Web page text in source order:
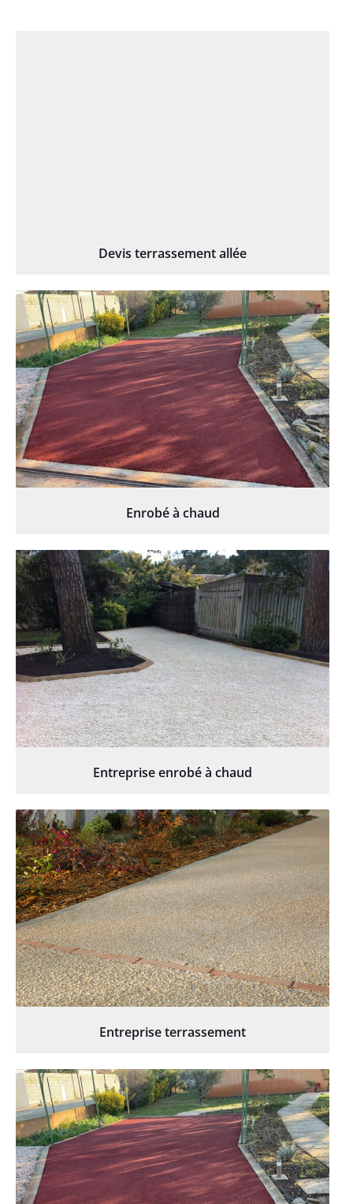
Devis terrassement allée
Enrobé à chaud
Entreprise enrobé à chaud
Entreprise terrassement